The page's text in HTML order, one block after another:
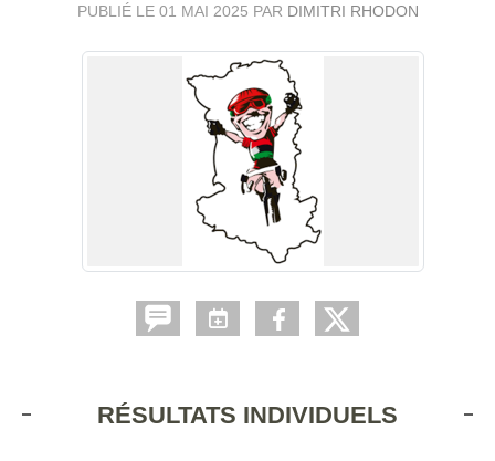
PUBLIÉ LE 01 MAI 2025 PAR DIMITRI RHODON
RÉSULTATS INDIVIDUELS